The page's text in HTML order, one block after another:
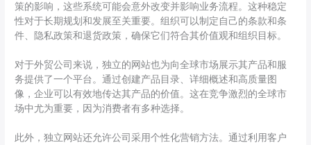
策的影响，这些系统可能会意外改变并影响业务流程。这种稳定
性对于长期规划和发展至关重要。组织可以制定自己的条款和条
件、隐私政策和退货政策，确保它们符合其价值观和组织目标。
对于外贸公司来说，独立的网站也为向全球市场展示其产品和服
务提供了一个平台。通过创建产品目录、详细概述和高质量图
像，企业可以有效地传达其产品的价值。这在竞争激烈的全球市
场中尤为重要，因为消费者有多种选择。
此外，独立网站还允许公司采用个性化营销方法。通过利用客户